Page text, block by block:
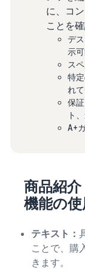
に、コ
ことを
デ
示
ス
特
れ
保
ト
A+
商品紹
機能の
テキスト：
ことで、購
きます。